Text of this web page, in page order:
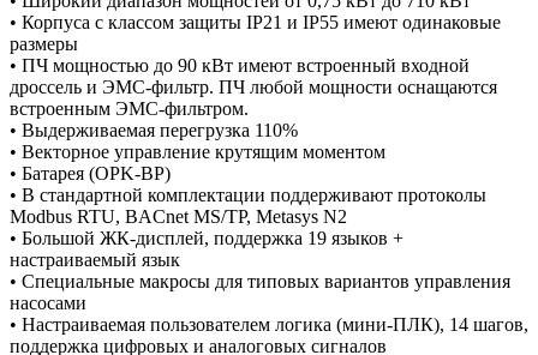
• Корпуса с классом защиты IP21 и IP55 имеют одинаковые
размеры
• ПЧ мощностью до 90 кВт имеют встроенный входной
дроссель и ЭМС-фильтр. ПЧ любой мощности оснащаются
встроенным ЭМС-фильтром.
• Выдерживаемая перегрузка 110%
• Векторное управление крутящим моментом
• Батарея (OPK-BP)
• В стандартной комплектации поддерживают протоколы
Modbus RTU, BACnet MS/TP, Metasys N2
• Большой ЖК-дисплей, поддержка 19 языков +
настраиваемый язык
• Специальные макросы для типовых вариантов управления
насосами
• Настраиваемая пользователем логика (мини-ПЛК), 14 шагов,
поддержка цифровых и аналоговых сигналов